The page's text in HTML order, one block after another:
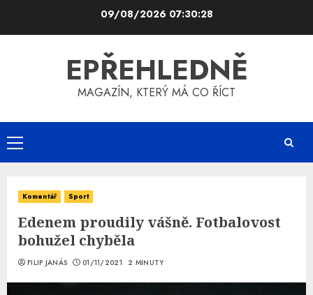
09/08/2026 07:30:29
EPŘEHLEDNĚ
MAGAZÍN, KTERÝ MÁ CO ŘÍCT
Primary
Menu
Komentář Sport
Edenem proudily vášně. Fotbalovost
bohužel chyběla
FILIP JANÁS 01/11/2021 2 MINUTY